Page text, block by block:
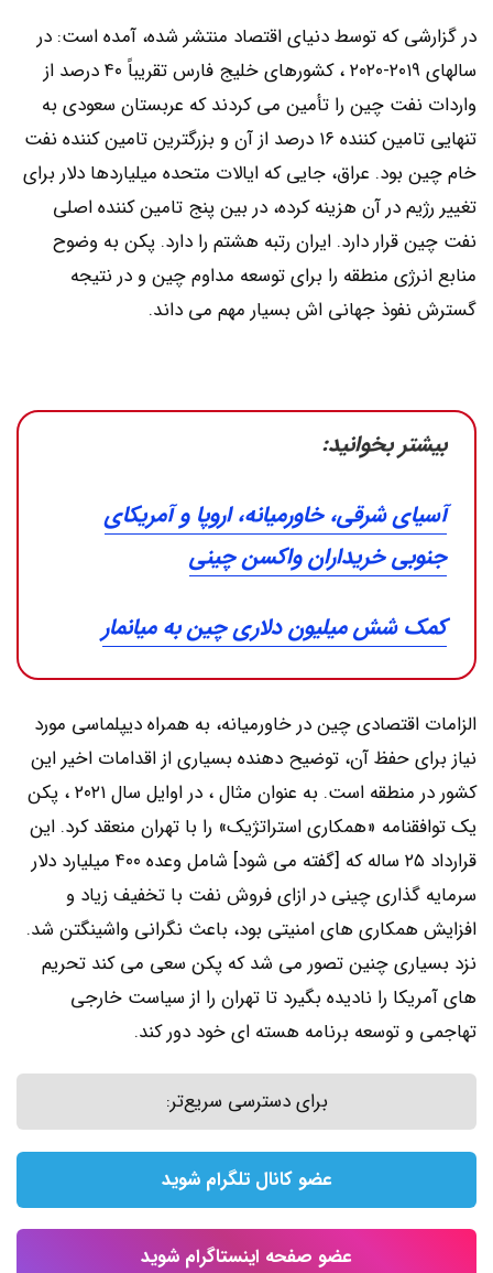
در گزارشی که توسط دنيای اقتصاد منتشر شده، آمده است: در
سالهای ۲۰۱۹-۲۰۲۰ ، کشورهای خلیج فارس تقریباً ۴۰ درصد از
واردات نفت چین را تأمین می کردند که عربستان سعودی به
تنهایی تامین کننده ۱۶ درصد از آن و بزرگترین تامین کننده نفت
خام چین بود. عراق، جایی که ایالات متحده میلیاردها دلار برای
تغییر رژیم در آن هزینه کرده، در بین پنج تامین کننده اصلی
نفت چین قرار دارد. ایران رتبه هشتم را دارد. پکن به وضوح
منابع انرژی منطقه را برای توسعه مداوم چین و در نتیجه
گسترش نفوذ جهانی اش بسیار مهم می داند.
بیشتر بخوانید:
آسیای شرقی، خاورمیانه، اروپا و آمریکای
جنوبی خریداران واکسن چینی
کمک شش میلیون دلاری چین به میانمار
الزامات اقتصادی چین در خاورمیانه، به همراه دیپلماسی مورد
نیاز برای حفظ آن، توضیح دهنده بسیاری از اقدامات اخیر این
کشور در منطقه است. به عنوان مثال ، در اوایل سال ۲۰۲۱ ، پکن
یک توافقنامه «همکاری استراتژیک» را با تهران منعقد کرد. این
قرارداد ۲۵ ساله که [گفته می شود] شامل وعده ۴۰۰ میلیارد دلار
سرمایه گذاری چینی در ازای فروش نفت با تخفیف زیاد و
افزایش همکاری های امنیتی بود، باعث نگرانی واشینگتن شد.
نزد بسیاری چنین تصور می شد که پکن سعی می کند تحریم
های آمریکا را نادیده بگیرد تا تهران را از سیاست خارجی
تهاجمی و توسعه برنامه هسته ای خود دور کند.
برای دسترسی سریع‌تر:
عضو کانال تلگرام شوید
عضو صفحه اینستاگرام شوید